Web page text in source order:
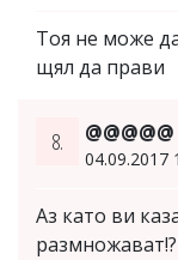
Тоя не може
щял да прави
8. @@@@@
04.09.2017
Аз като ви